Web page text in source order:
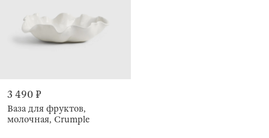
3 490 ₽
Ваза для фруктов,
молочная, Crumple